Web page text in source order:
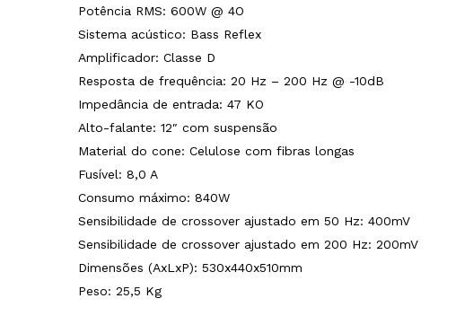
Potência RMS: 600W @ 4O
Sistema acústico: Bass Reflex
Amplificador: Classe D
Resposta de frequência: 20 Hz – 200 Hz @ -10dB
Impedância de entrada: 47 KO
Alto-falante: 12″ com suspensão
Material do cone: Celulose com fibras longas
Fusível: 8,0 A
Consumo máximo: 840W
Sensibilidade de crossover ajustado em 50 Hz: 400mV
Sensibilidade de crossover ajustado em 200 Hz: 200mV
Dimensões (AxLxP): 530x440x510mm
Peso: 25,5 Kg